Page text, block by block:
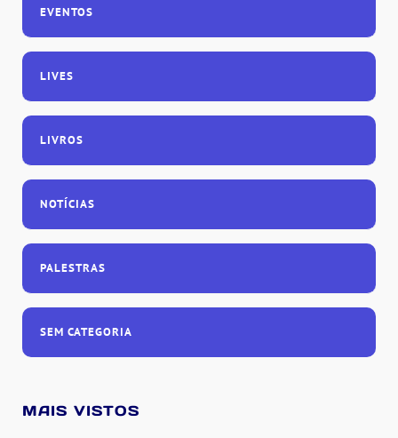
EVENTOS
LIVES
LIVROS
NOTÍCIAS
PALESTRAS
SEM CATEGORIA
MAIS VISTOS